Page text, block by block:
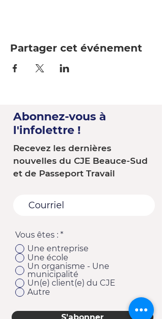
Partager cet événement
Abonnez-vous à
l'infolettre !
Recevez les dernières
nouvelles du CJE Beauce-Sud
et de Passeport Travail
Vous êtes : *
Une entreprise
Une école
Un organisme - Une
municipalité
Un(e) client(e) du CJE
Autre